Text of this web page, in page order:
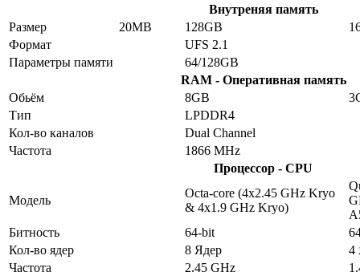
Внутреняя память
Размер
20MB 128GB
Формат
UFS 2.1
Параметры памяти
64/128GB
RAM - Оперативная память
Обьём
8GB
Тип
LPDDR4
Кол-во каналов
Dual Channel
Частота
1866 MHz
Процессор - CPU
Модель
Octa-core (4x2.45 GHz Kryo
& 4x1.9 GHz Kryo)
Битность
64-bit
Кол-во ядер
8 Ядер
4
Частота
2.45 GHz